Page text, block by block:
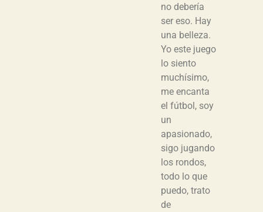
no debería
ser eso. Hay
una belleza.
Yo este juego
lo siento
muchísimo,
me encanta
el fútbol, soy
un
apasionado,
sigo jugando
los rondos,
todo lo que
puedo, trato
de